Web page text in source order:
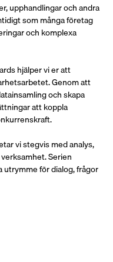
upphandlingar och andra
som många företag
och komplexa
hjälper vi er att
Genom att
och skapa
att koppla
vi stegvis med analys,
Serien
för dialog, frågor